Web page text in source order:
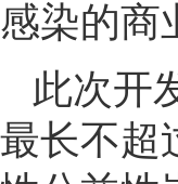
感染的商
此次开
最长不超